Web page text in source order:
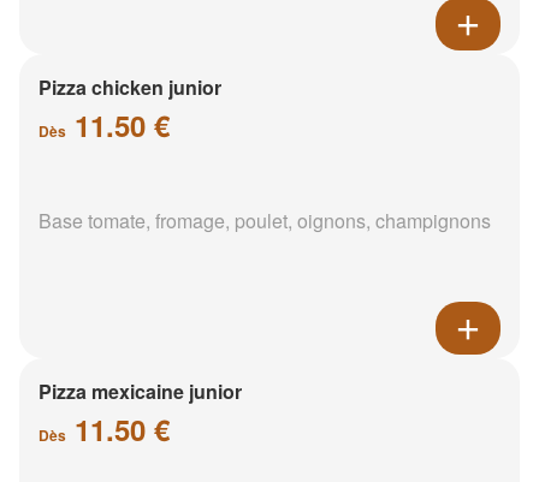
Pizza chicken junior
Dès 11.50 €
Base tomate, fromage, poulet, oignons, champignons
Pizza mexicaine junior
Dès 11.50 €